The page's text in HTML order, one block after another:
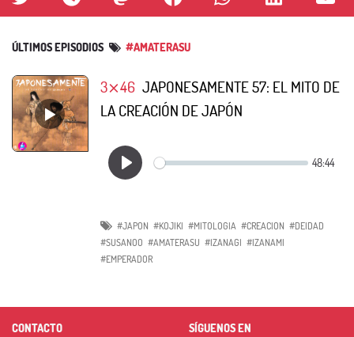
ÚLTIMOS EPISODIOS #AMATERASU
3⨯46 JAPONESAMENTE 57: EL MITO DE
LA CREACIÓN DE JAPÓN
#JAPON #KOJIKI #MITOLOGIA #CREACION #DEIDAD
#SUSANOO #AMATERASU #IZANAGI #IZANAMI
#EMPERADOR
CONTACTO SÍGUENOS EN